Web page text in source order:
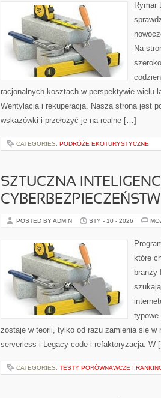
Rymar
Na
racjonalnych kosztach w perspektywie wielu
Wentylacja i rekuperacja. Nasza strona jest
wskazówki i przełożyć je na realne […]
CATEGORIES: PODRÓŻE EKOTURYSTYCZNE
SZTUCZNA
POSTED BY ADMIN STY - 10 - 2026
które
branży
typowe
zostaje w teorii, tylko od razu zamienia się w
serverless i Legacy code i refaktoryzacja. W
CATEGORIES: TESTY PORÓWNAWCZE I